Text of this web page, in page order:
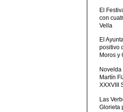
El
con
Vella
El
positivo
Moros y
Martín
XXXVIII
Las
Glorieta